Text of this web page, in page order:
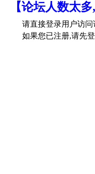
【论坛人数太
请直接登录用户访
如果您已注册,请先